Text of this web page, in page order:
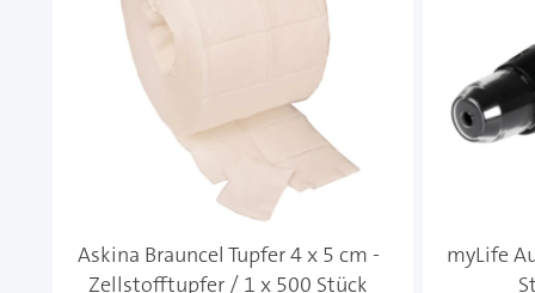
Askina Brauncel Tupfer 4 x 5 cm -
Zellstofftupfer / 1 x 500 Stück
myLife